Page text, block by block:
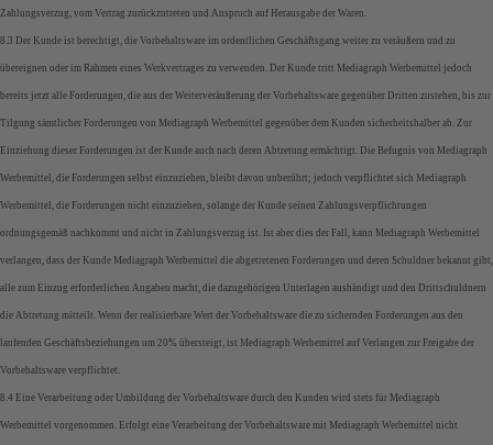
Zahlungsverzug, vom Vertrag zurückzutreten und Anspruch auf Herausgabe der Waren.
8.3 Der Kunde ist berechtigt, die Vorbehaltsware im ordentlichen Geschäftsgang weiter zu veräußern und zu
übereignen oder im Rahmen eines Werkvertrages zu verwenden. Der Kunde tritt Mediagraph Werbemittel jedoch
bereits jetzt alle Forderungen, die aus der Weiterveräußerung der Vorbehaltsware gegenüber Dritten zustehen, bis zur
Tilgung sämtlicher Forderungen von Mediagraph Werbemittel gegenüber dem Kunden sicherheitshalber ab. Zur
Einziehung dieser Forderungen ist der Kunde auch nach deren Abtretung ermächtigt. Die Befugnis von Mediagraph
Werbemittel, die Forderungen selbst einzuziehen, bleibt davon unberührt; jedoch verpflichtet sich Mediagraph
Werbemittel, die Forderungen nicht einzuziehen, solange der Kunde seinen Zahlungsverpflichtungen
ordnungsgemäß nachkommt und nicht in Zahlungsverzug ist. Ist aber dies der Fall, kann Mediagraph Werbemittel
verlangen, dass der Kunde Mediagraph Werbemittel die abgetretenen Forderungen und deren Schuldner bekannt gibt,
alle zum Einzug erforderlichen Angaben macht, die dazugehörigen Unterlagen aushändigt und den Drittschuldnern
die Abtretung mitteilt. Wenn der realisierbare Wert der Vorbehaltsware die zu sichernden Forderungen aus den
laufenden Geschäftsbeziehungen um 20% übersteigt, ist Mediagraph Werbemittel auf Verlangen zur Freigabe der
Vorbehaltsware verpflichtet.
8.4 Eine Verarbeitung oder Umbildung der Vorbehaltsware durch den Kunden wird stets für Mediagraph
Werbemittel vorgenommen. Erfolgt eine Verarbeitung der Vorbehaltsware mit Mediagraph Werbemittel nicht